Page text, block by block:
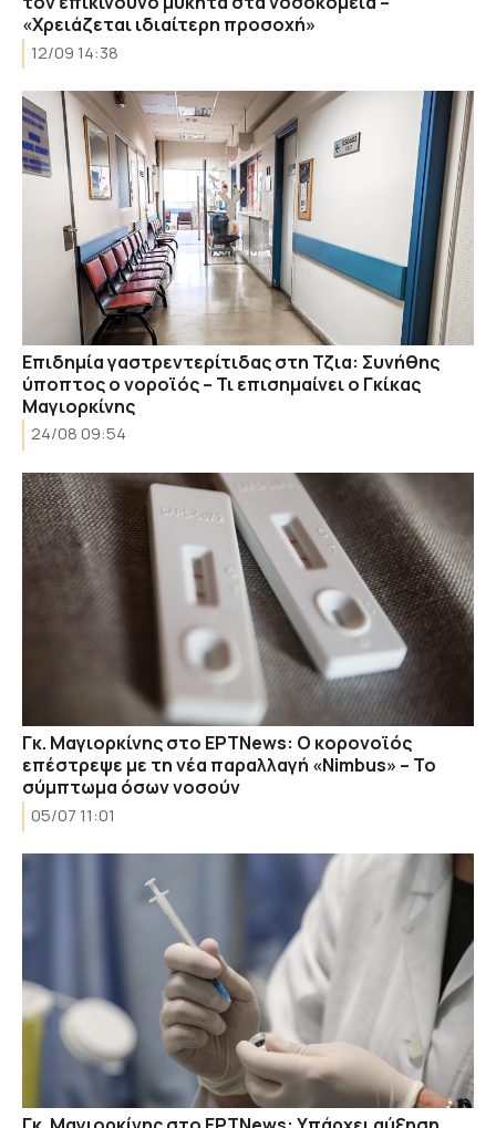
«Χρειάζεται ιδιαίτερη προσοχή»
12/09 14:38
Επιδημία γαστρεντερίτιδας στη Τζια: Συνήθης
ύποπτος ο νοροϊός – Τι επισημαίνει ο Γκίκας
Μαγιορκίνης
24/08 09:54
Γκ. Μαγιορκίνης στο ΕΡΤΝews: Ο κορονοϊός
επέστρεψε με τη νέα παραλλαγή «Nimbus» – Το
σύμπτωμα όσων νοσούν
05/07 11:01